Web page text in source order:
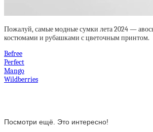
Пожалуй, самые модные сумки лета 2024 —
костюмами и рубашками с цветочным принтом.
Befree
Perfect
Mango
Wildberries
Посмотри ещё. Это интересно!